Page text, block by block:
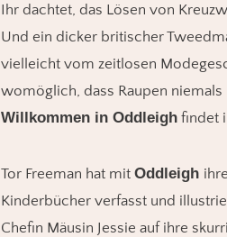
Ihr dachtet, das Lösen von
Und ein dicker britischer
vielleicht vom zeitlosen
womöglich, dass Raupen
Willkommen in Oddleigh findet
Tor Freeman hat mit Oddleigh
Kinderbücher verfasst und
Chefin Mäusin Jessie auf ihre